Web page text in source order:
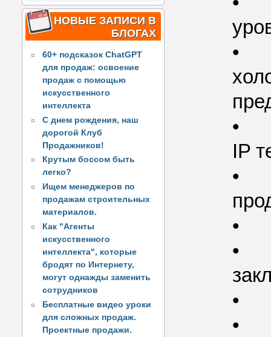
НОВЫЕ ЗАПИСИ В
БЛОГАХ
60+ подсказок ChatGPT
для продаж: освоение
продаж с помощью
искусственного
интеллекта
С днем рождения, наш
дорогой Клуб
Продажников!
Крутым боссом быть
легко?
Ищем менеджеров по
продажам строительных
материалов.
Как "Агенты
искусственного
интеллекта", которые
бродят по Интернету,
могут однажды заменить
сотрудников
Бесплатные видео уроки
для сложных продаж.
Проектные продажи.
•
•
IP
•
•
•
•